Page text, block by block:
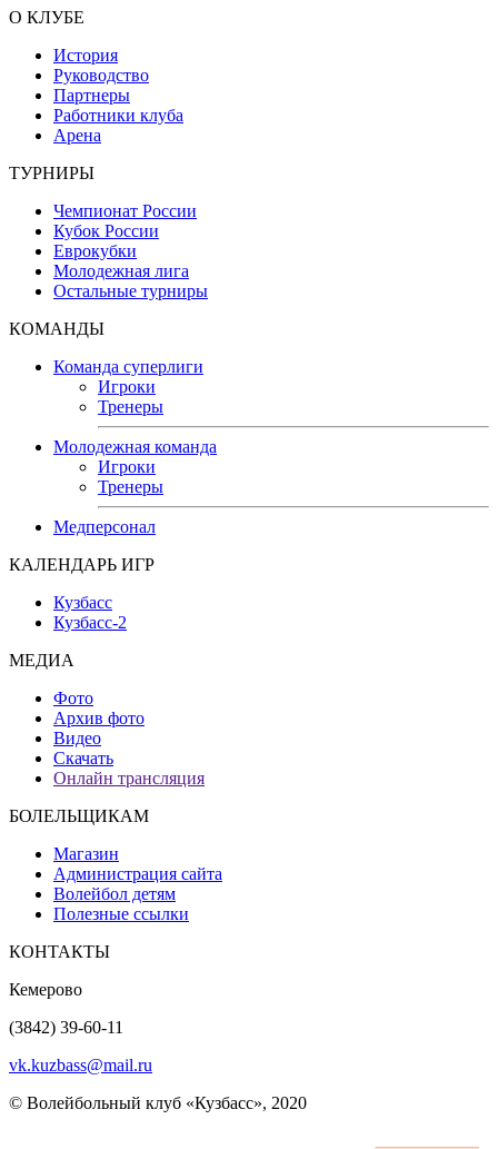
О КЛУБЕ
История
Руководство
Партнеры
Работники клуба
Арена
ТУРНИРЫ
Чемпионат России
Кубок России
Еврокубки
Молодежная лига
Остальные турниры
КОМАНДЫ
Команда суперлиги
Игроки
Тренеры
Молодежная команда
Игроки
Тренеры
Медперсонал
КАЛЕНДАРЬ ИГР
Кузбасс
Кузбасс-2
МЕДИА
Фото
Архив фото
Видео
Скачать
Онлайн трансляция
БОЛЕЛЬЩИКАМ
Магазин
Администрация сайта
Волейбол детям
Полезные ссылки
КОНТАКТЫ
Кемерово
(3842) 39-60-11
vk.kuzbass@mail.ru
© Волейбольный клуб «Кузбасс», 2020